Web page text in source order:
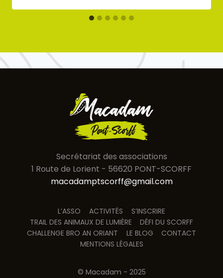
Secrétariat des associations
1 Route de Lorient - 56620 PONT-SCORFF
macadamptscorff@gmail.com
L’ASSO ACTIVITÉS
S’INSCRIRE
TRAIL DES ANIMAUX DE LUMIÈRE
DÉFI DU SCORFF
CHALLENGE BRO AN ORIANT
LE BLOG
CONTACT
MENTIONS LÉGALES
© Macadam - 2025